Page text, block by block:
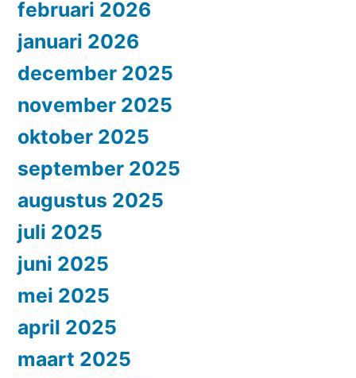
februari 2026
januari 2026
december 2025
november 2025
oktober 2025
september 2025
augustus 2025
juli 2025
juni 2025
mei 2025
april 2025
maart 2025